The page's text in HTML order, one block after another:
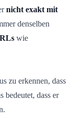
nicht exakt mit
denselben
wie
zu erkennen, dass
bedeutet, dass er